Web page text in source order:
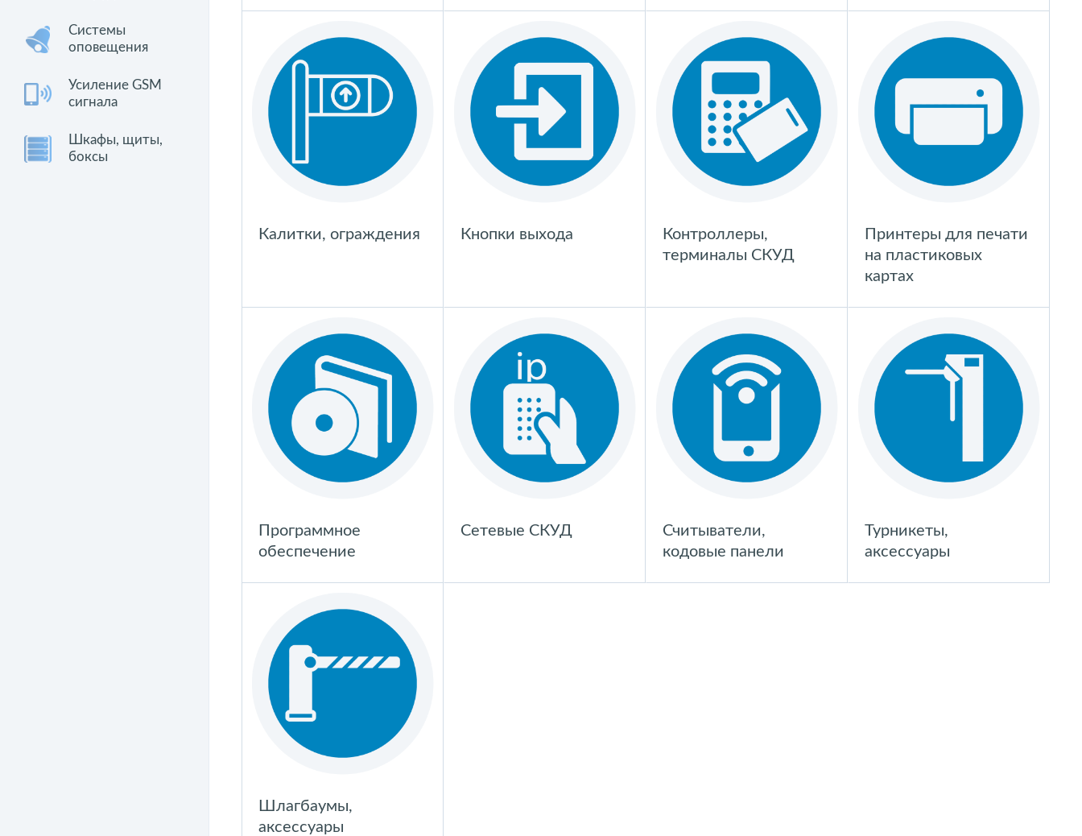
Системы
оповещения
Усиление GSM
сигнала
Шкафы, щиты,
боксы
Калитки, ограждения Кнопки выхода
Контроллеры,
терминалы СКУД
Принтеры для печати
на пластиковых
картах
Программное
обеспечение
Сетевые СКУД
Считыватели,
кодовые панели
Турникеты,
аксессуары
Шлагбаумы,
аксессуары